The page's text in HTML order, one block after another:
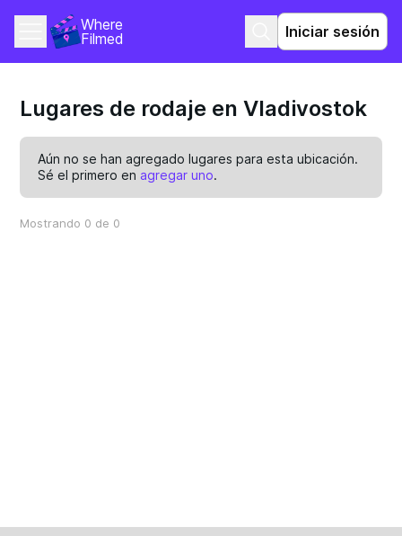
Where
Filmed
Iniciar sesión
Lugares de rodaje en Vladivostok
Aún no se han agregado lugares para esta ubicación.
Sé el primero enagregar uno.
Mostrando 0 de 0